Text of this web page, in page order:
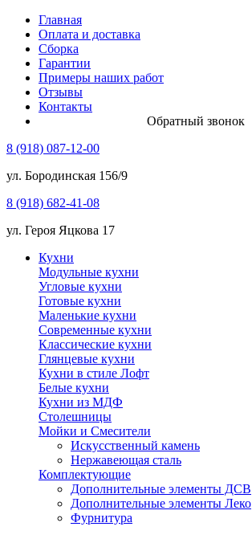
Главная
Оплата и доставка
Сборка
Гарантии
Примеры наших работ
Отзывы
Контакты
Обратный звонок
8 (918) 087-12-00
ул. Бородинская 156/9
8 (918) 682-41-08
ул. Героя Яцкова 17
Кухни
Модульные кухни
Угловые кухни
Готовые кухни
Маленькие кухни
Современные кухни
Классические кухни
Глянцевые кухни
Кухни в стиле Лофт
Белые кухни
Кухни из МДФ
Столешницы
Мойки и Смесители
Искусственный камень
Нержавеющая сталь
Комплектующие
Дополнительные элементы ДСВ
Дополнительные элементы Леко
Фурнитура